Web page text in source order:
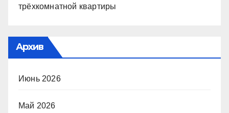
трёхкомнатной квартиры
Архив
Июнь 2026
Май 2026